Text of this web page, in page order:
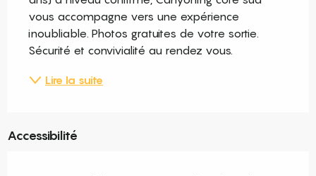
vous accompagne vers une expérience
inoubliable. Photos gratuites de votre sortie.
Sécurité et convivialité au rendez vous.
Lire la suite
Accessibilité